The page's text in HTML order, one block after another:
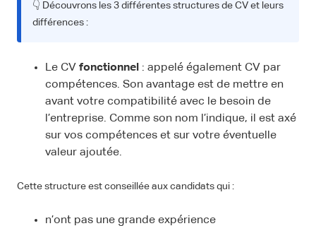
👇 Découvrons les 3 différentes structures de CV et leurs
différences :
Le CV fonctionnel : appelé également CV par
compétences. Son avantage est de mettre en
avant votre compatibilité avec le besoin de
l’entreprise. Comme son nom l’indique, il est axé
sur vos compétences et sur votre éventuelle
valeur ajoutée.
Cette structure est conseillée aux candidats qui :
n’ont pas une grande expérience